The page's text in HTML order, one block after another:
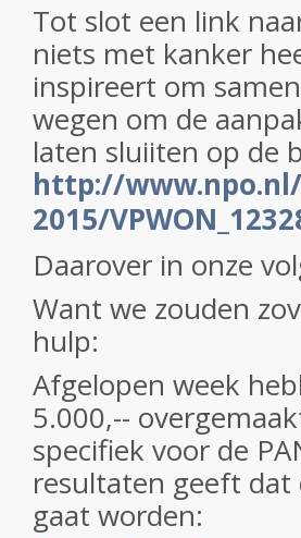
Tot slot een link
niets met kanker
inspireert om
wegen om de
laten sluiiten op de
http://
2015/
Daarover in onze
Want we zouden
hulp:
Afgelopen week
5.000,--
specifiek voor de
resultaten geeft
gaat worden: